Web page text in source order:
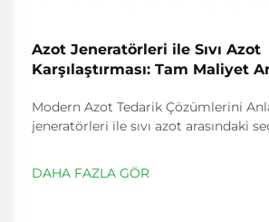
Azot Jeneratörleri ile Sıvı Azot
Karşılaştırması: Tam Maliyet
Modern Azot Tedarik Çözümlerini
jeneratörleri ile sıvı azot arasındaki
karardır. İmalat süreçleri giderek
DAHA FAZLA GÖR